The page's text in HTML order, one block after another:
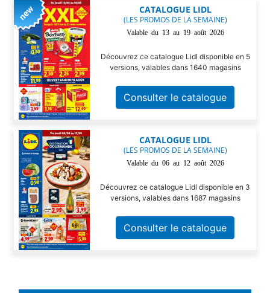
CATALOGUE LIDL
(LES PROMOS DE LA SEMAINE)
Valable du 13 au 19 août 2026
Découvrez ce catalogue Lidl disponible en 5
versions, valables dans 1640 magasins
Consulter le catalogue
CATALOGUE LIDL
(LES PROMOS DE LA SEMAINE)
Valable du 06 au 12 août 2026
Découvrez ce catalogue Lidl disponible en 3
versions, valables dans 1687 magasins
Consulter le catalogue